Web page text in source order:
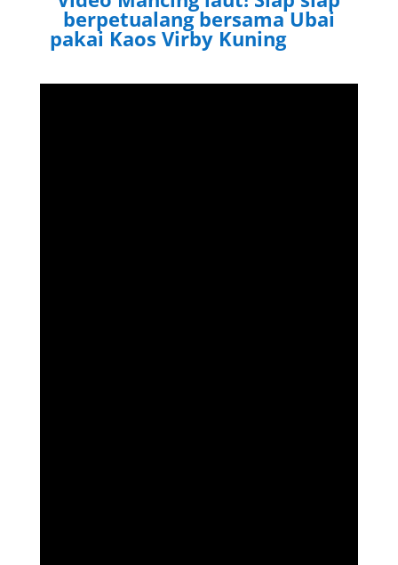
berpetualang bersama Ubai
pakai Kaos Virby Kuning